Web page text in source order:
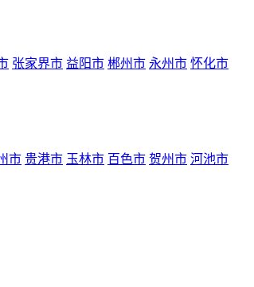
张家界市 益阳市 郴州市 永州市 怀化市
市 贵港市 玉林市 百色市 贺州市 河池市